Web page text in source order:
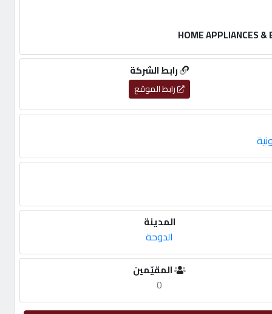
رابط الشركة
رابط الموقع
المدينة
الدوحة
المقيّمين
0